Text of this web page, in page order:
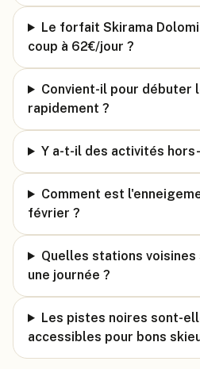
Le forfait Skirama
coup à 62€/jour ?
Convient-il pour débuter
rapidement ?
Y a-t-il des activités
Comment est
février ?
Quelles stations
une journée ?
Les pistes noires sont-
accessibles pour bons